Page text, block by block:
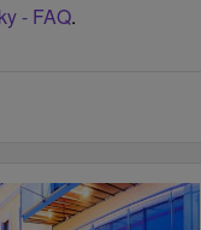
- FAQ.